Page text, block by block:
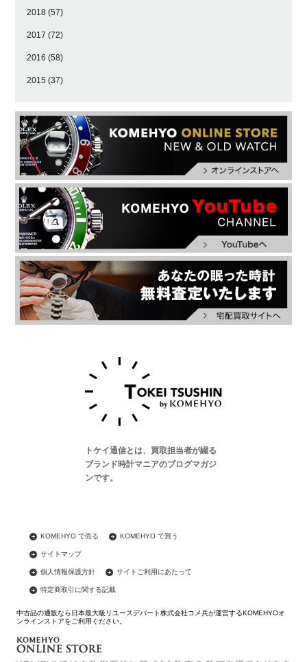
2018 (57)
2017 (72)
2016 (58)
2015 (37)
トケイ通信とは、買取担当者が綴る
ブランド時計マニアのブログマガジ
ンです。
KOMEHYO で売る KOMEHYO で買う
サイトマップ
個人情報保護方針 サイトご利用にあたって
特定商取引に関する記載
中古品の通販なら日本最大級リユースデパート株式会社コメ兵が運営するKOMEHYOオ
ンラインストアをご利用ください。